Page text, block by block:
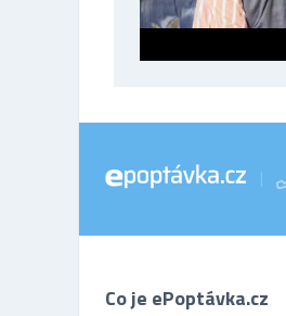
|
Co je ePoptávka.cz